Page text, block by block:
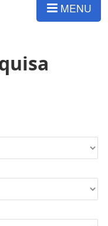
MENU